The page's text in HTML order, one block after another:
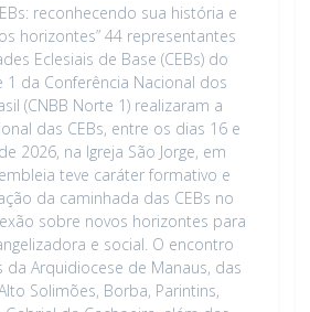
reconhecendo sua história e
horizontes” 44 representantes
Eclesiais de Base (CEBs) do
1 da Conferência Nacional dos
(CNBB Norte 1) realizaram a
das CEBs, entre os dias 16 e
2026, na Igreja São Jorge, em
teve caráter formativo e
da caminhada das CEBs no
sobre novos horizontes para
e social. O encontro
Arquidiocese de Manaus, das
Solimões, Borba, Parintins,